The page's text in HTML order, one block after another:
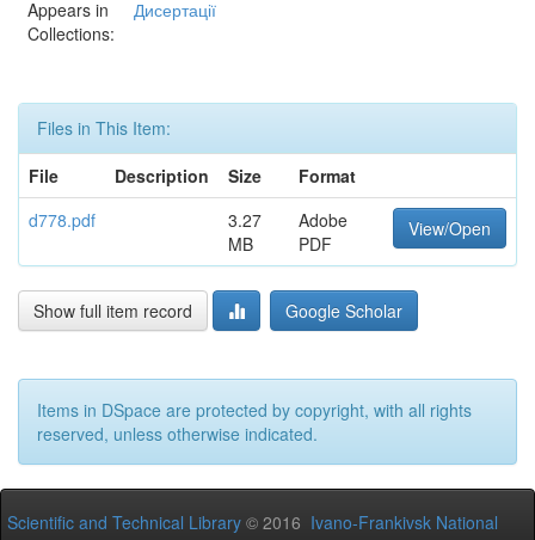
Appears in
Collections:
Дисертації
Files in This Item:
File
Description Size
Format
d778.pdf
3.27
MB
Adobe
PDF
View/Open
Show full item record Google Scholar
Items in DSpace are protected by copyright, with all rights
reserved, unless otherwise indicated.
Scientific and Technical Library © 2016 Ivano-Frankivsk National